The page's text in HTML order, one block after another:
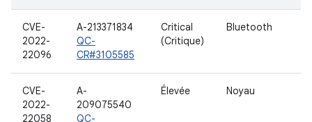
CVE-
2022-
22096
A-213371834
QC-
CR#3105585
Critical
(Critique)
Bluetooth
CVE-
2022-
22058
A-
209075540
QC-
Élevée Noyau